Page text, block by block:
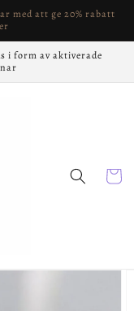
med att ge 20% rabatt
i form av aktiverade